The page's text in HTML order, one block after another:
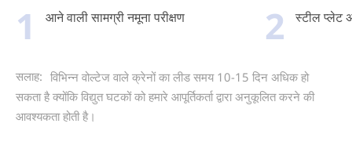
1 आने वाली सामग्री नमूना परीक्षण 2 स्टील प्लेट
सलाह: विभिन्न वोल्टेज वाले क्रेनों का लीड समय 10-15 दिन अधिक हो
सकता है क्योंकि विद्युत घटकों को हमारे आपूर्तिकर्ता द्वारा अनुकूलित करने की
आवश्यकता होती है।